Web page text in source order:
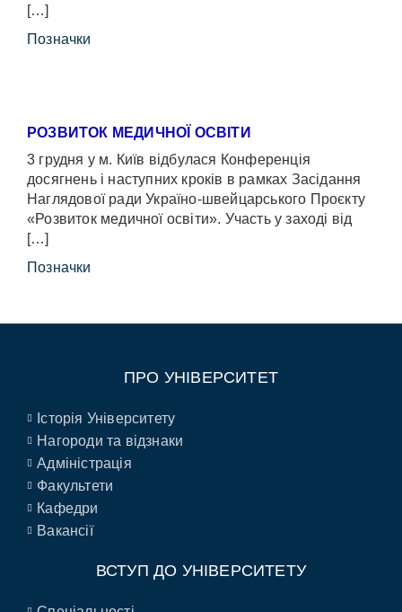
[…]
Позначки
РОЗВИТОК МЕДИЧНОЇ ОСВІТИ
3 грудня у м. Київ відбулася Конференція
досягнень і наступних кроків в рамках Засідання
Наглядової ради Україно-швейцарського Проєкту
«Розвиток медичної освіти». Участь у заході від
[…]
Позначки
ПРО УНІВЕРСИТЕТ
Історія Університету
Нагороди та відзнаки
Адміністрація
Факультети
Кафедри
Вакансії
ВСТУП ДО УНІВЕРСИТЕТУ